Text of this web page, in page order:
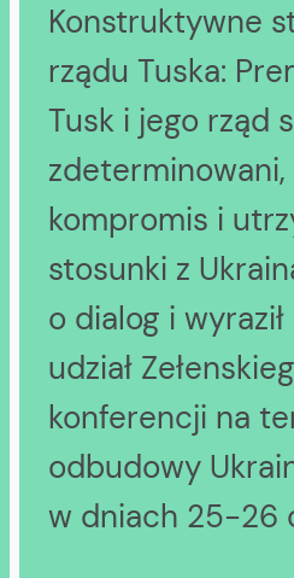
Konstruktywne
rządu Tuska:
Tusk i jego rząd
zdeterminowani,
kompromis i
stosunki z
o dialog i
udział
konferencji na
odbudowy
w dniach 25-26